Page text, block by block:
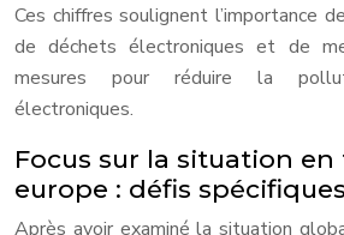
Ces chiffres soulignent l’importance
de déchets électroniques et de
mesures pour réduire la
électroniques.
Focus sur la situation en
europe : défis spécifiques
Après avoir examiné la situation